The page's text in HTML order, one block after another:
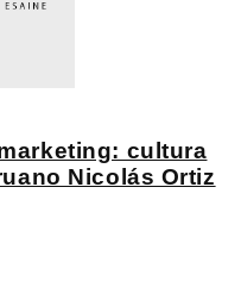
cultura
Nicolás Ortiz